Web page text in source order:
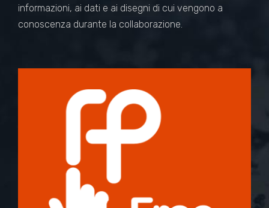
informazioni, ai dati e ai disegni di cui vengono a
conoscenza durante la collaborazione.